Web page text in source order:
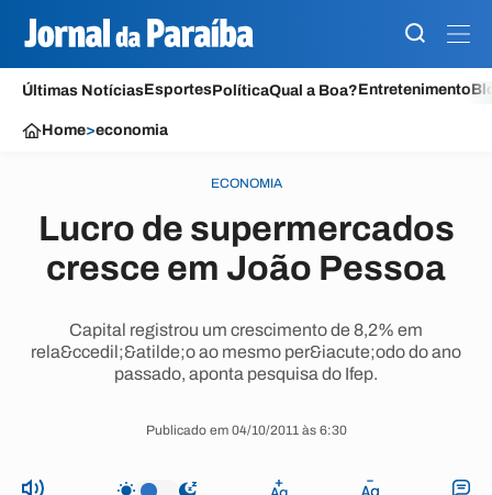
Últimas NotíciasEsportesPolíticaQual a Boa?Entretenimento
Home>economia
ECONOMIA
Lucro de supermercados
cresce em João Pessoa
Capital registrou um crescimento de 8,2% em
rela&ccedil;&atilde;o ao mesmo per&iacute;odo do ano
passado, aponta pesquisa do Ifep.
Publicado em 04/10/2011 às 6:30